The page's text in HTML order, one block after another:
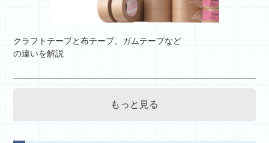
クラフトテープと布テープ、ガムテープなど
の違いを解説
もっと見る